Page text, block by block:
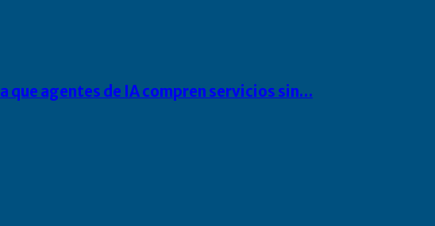
agentes de IA compren servicios sin…